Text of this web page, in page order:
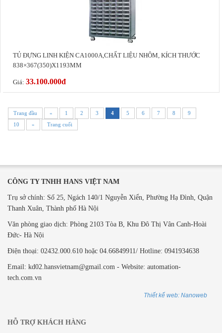
TỦ ĐỰNG LINH KIỆN CA1000A,CHẤT LIỆU NHÔM, KÍCH THƯỚC
838×367(350)X1193MM
Giá: 33.100.000đ
Trang đầu « 1 2 3 4 5 6 7 8
9
10
» Trang cuối
CÔNG TY TNHH HANS VIỆT NAM
Trụ sở chính: Số 25, Ngách 140/1 Nguyễn Xiển, Phường Hạ Đình, Quận
Thanh Xuân, Thành phố Hà Nội
Văn phòng giao dịch: ​Phòng 2103 Tòa B, Khu Đô Thị Vân Canh-Hoài
Đức- Hà Nội
Điện thoại: 02432.000.610 hoặc 04.66849911/ Hotline: 0941934638
Email: kd02.hansvietnam@gmail.com - Website: automation-
tech.com.vn
Thiết kế web: Nanoweb
HỖ TRỢ KHÁCH HÀNG